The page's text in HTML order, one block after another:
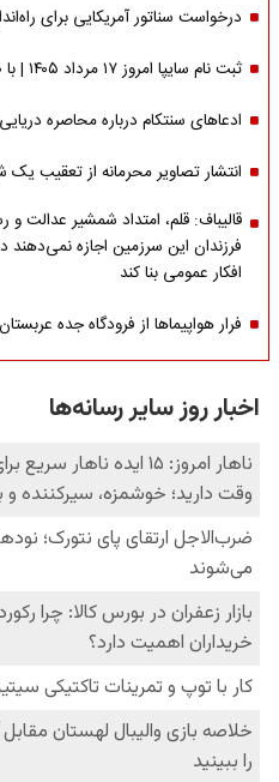
درخواست سناتور آمریکایی برای
ثبت نام سایپا امروز ۱۷ مرداد ۱۴۰۵ | با ۵۰۰ میلیون کوییک S بخرید
ادعاهای سنتکام درباره محاصره
انتشار تصاویر محرمانه از تعقیب
قالیباف: قلم، امتداد شمشیر عدالت
فرزندان این سرزمین اجازه
افکار عمومی بنا کند
فرار هواپیماها از فرودگاه جده عربستان